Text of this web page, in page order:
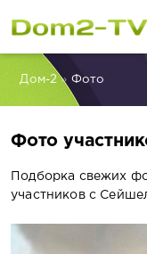
Дом-2» Фото
Фото
Подборка свежих
участников с